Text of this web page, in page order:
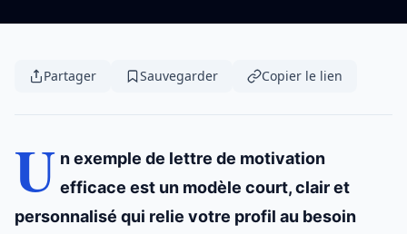
Partager Sauvegarder Copier le lien
U n exemple de lettre de motivation
efficace est un modèle court, clair et
personnalisé qui relie votre profil au besoin